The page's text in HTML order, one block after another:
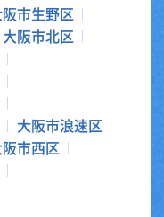
阪市生野区
大阪市北区
大阪市浪速区
阪市西区